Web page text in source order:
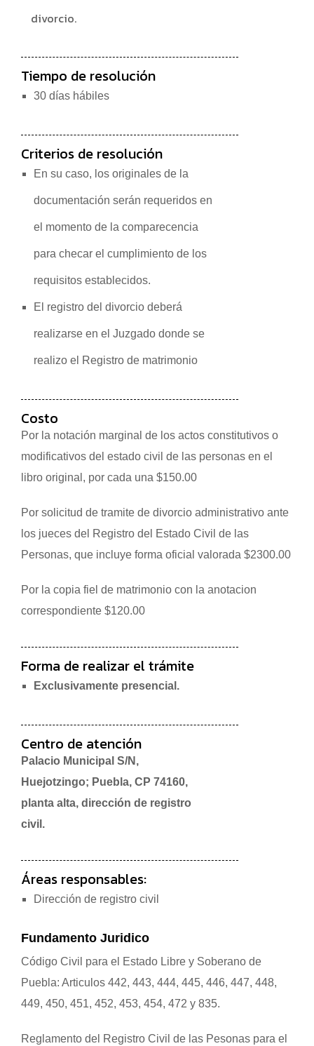
divorcio.
Tiempo de resolución
30 días hábiles
Criterios de resolución
En su caso, los originales de la
documentación serán requeridos en
el momento de la comparecencia
para checar el cumplimiento de los
requisitos establecidos.
El registro del divorcio deberá
realizarse en el Juzgado donde se
realizo el Registro de matrimonio
Costo
Por la notación marginal de los actos constitutivos o
modificativos del estado civil de las personas en el
libro original, por cada una $150.00
Por solicitud de tramite de divorcio administrativo ante
los jueces del Registro del Estado Civil de las
Personas, que incluye forma oficial valorada $2300.00
Por la copia fiel de matrimonio con la anotacion
correspondiente $120.00
Forma de realizar el trámite
Exclusivamente presencial.
Centro de atención
Palacio Municipal S/N,
Huejotzingo; Puebla, CP 74160,
planta alta, dirección de registro
civil.
Áreas responsables:
Dirección de registro civil
Fundamento Juridico
Código Civil para el Estado Libre y Soberano de
Puebla: Articulos 442, 443, 444, 445, 446, 447, 448,
449, 450, 451, 452, 453, 454, 472 y 835.
Reglamento del Registro Civil de las Pesonas para el